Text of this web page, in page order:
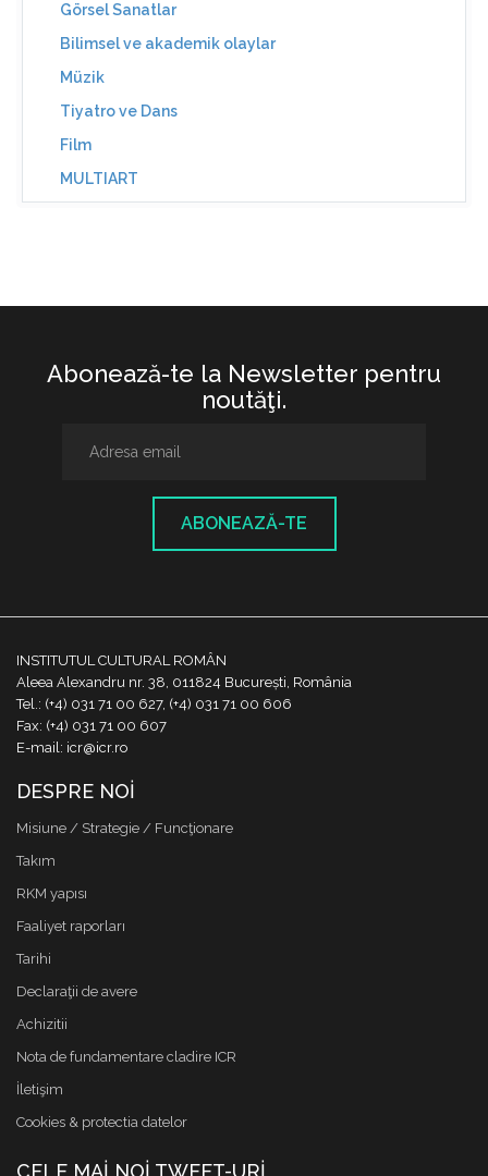
Görsel Sanatlar
Bilimsel ve akademik olaylar
Müzik
Tiyatro ve Dans
Film
MULTIART
Abonează-te la Newsletter pentru
noutăţi.
ABONEAZĂ-TE
INSTITUTUL CULTURAL ROMÂN
Aleea Alexandru nr. 38, 011824 București, România
Tel.: (+4) 031 71 00 627, (+4) 031 71 00 606
Fax: (+4) 031 71 00 607
E-mail: icr@icr.ro
DESPRE NOI
Misiune / Strategie / Funcţionare
Takım
RKM yapısı
Faaliyet raporları
Tarihi
Declaraţii de avere
Achizitii
Nota de fundamentare cladire ICR
İletişim
Cookies & protectia datelor
CELE MAI NOI TWEET-URI